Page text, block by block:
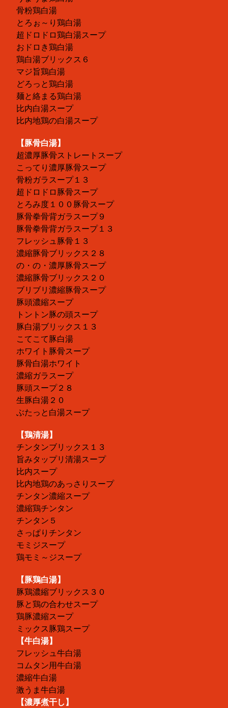
骨粉鶏白湯
とろぉ～り鶏白湯
超ドロドロ鶏白湯スープ
おドロき鶏白湯
鶏白湯ブリックス６
マジ旨鶏白湯
どろっと鶏白湯
麺と絡まる鶏白湯
比内白湯スープ
比内地鶏の白湯スープ
【豚骨白湯】
超濃厚豚骨ストレートスープ
こってり濃厚豚骨スープ
骨粉ガラスープ１３
超ドロドロ豚骨スープ
とろみ度１００豚骨スープ
豚骨拳骨背ガラスープ９
豚骨拳骨背ガラスープ１３
フレッシュ豚骨１３
濃縮豚骨ブリックス２８
の・の・濃厚豚骨スープ
濃縮豚骨ブリックス２０
ブリブリ濃縮豚骨スープ
豚頭濃縮スープ
トントン豚の頭スープ
豚白湯ブリックス１３
こてこて豚白湯
ホワイト豚骨スープ
豚骨白湯ホワイト
濃縮ガラスープ
豚頭スープ２８
生豚白湯２０
ぶたっと白湯スープ
【鶏清湯】
チンタンブリックス１３
旨みタップリ清湯スープ
比内スープ
比内地鶏のあっさりスープ
チンタン濃縮スープ
濃縮鶏チンタン
チンタン５
さっぱりチンタン
モミジスープ
鶏モミ～ジスープ
【豚鶏白湯】
豚鶏濃縮ブリックス３０
豚と鶏の合わせスープ
鶏豚濃縮スープ
ミックス豚鶏スープ
【牛白湯】
フレッシュ牛白湯
コムタン用牛白湯
濃縮牛白湯
激うま牛白湯
【濃厚煮干し】